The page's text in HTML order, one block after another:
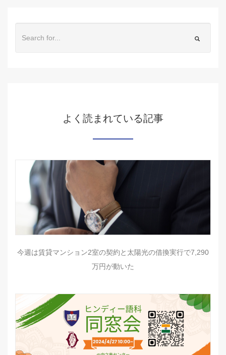
よく読まれている記事
今週は賃貸マンション2室の契約と太陽光の借換実行で7,290
万円が動いた